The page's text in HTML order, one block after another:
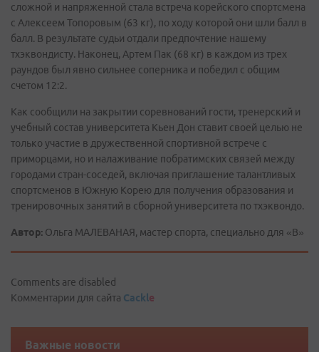
сложной и напряженной стала встреча корейского спортсмена
с Алексеем Топоровым (63 кг), по ходу которой они шли балл в
балл. В результате судьи отдали предпочтение нашему
тхэквондисту. Наконец, Артем Пак (68 кг) в каждом из трех
раундов был явно сильнее соперника и победил с общим
счетом 12:2.
Как сообщили на закрытии соревнований гости, тренерский и
учебный состав университета Кьен Дон ставит своей целью не
только участие в дружественной спортивной встрече с
приморцами, но и налаживание побратимских связей между
городами стран-соседей, включая приглашение талантливых
спортсменов в Южную Корею для получения образования и
тренировочных занятий в сборной университета по тхэквондо.
Автор: Ольга МАЛЕВАНАЯ, мастер спорта, специально для «В»
Comments are disabled
Комментарии для сайта Cackle
Важные новости